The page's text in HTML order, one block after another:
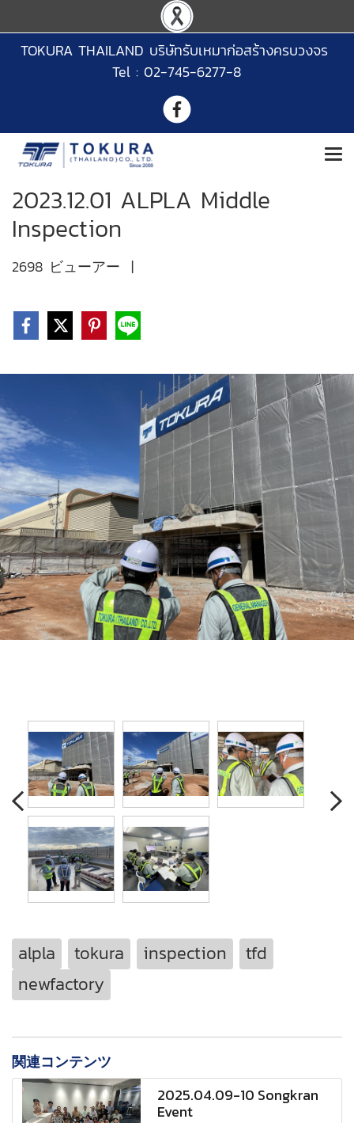
TOKURA THAILAND บริษัทรับเหมาก่อสร้างครบวงจร
Tel : 02-745-6277-8
2023.12.01 ALPLA Middle
Inspection
2698 ビューアー |
alpla tokura inspection
tfd
newfactory
関連コンテンツ
2025.04.09-10 Songkran
Event